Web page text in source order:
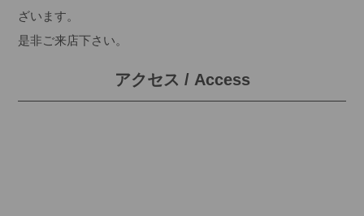
ざいます。
是非ご来店下さい。
アクセス / Access